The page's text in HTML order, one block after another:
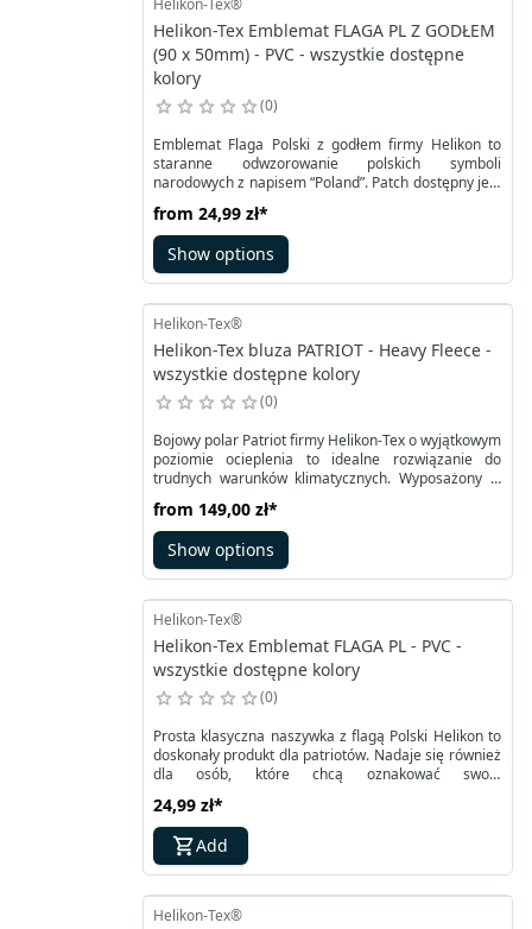
Helikon-Tex®
Helikon-Tex Emblemat FLAGA PL Z GODŁEM
(90 x 50mm) - PVC - wszystkie dostępne
kolory
0
Emblemat Flaga Polski z godłem firmy Helikon to
staranne odwzorowanie polskich symboli
narodowych z napisem “Poland”. Patch dostępny jest
której orzeł na godle jest cały biały. Dodatkowo flaga
posiada obramowanie w kolorze białym i szarym.
Druga wersja patcha jest biało-szara, gdzie kolor
czerwony został w całości zastąpiony szarym.
from 24,99 zł*
Show options
Helikon-Tex®
Helikon-Tex bluza PATRIOT - Heavy Fleece -
wszystkie dostępne kolory
0
Bojowy polar Patriot firmy Helikon-Tex o wyjątkowym
poziomie ocieplenia to idealne rozwiązanie do
trudnych warunków klimatycznych. Wyposażony w
pozwala na wyższy komfort użytkowania podczas
opadów.
from 149,00 zł*
Show options
Helikon-Tex®
Helikon-Tex Emblemat FLAGA PL - PVC -
wszystkie dostępne kolory
0
Prosta klasyczna naszywka z flagą Polski Helikon to
doskonały produkt dla patriotów. Nadaje się również
dla osób, które chcą oznakować swoje
czerwona flaga Polski została wykonana z
elastycznego i odpornego na działania wilgoci PCV.
Subtelnie zaokrąglone rogi w połączeniu z ciemną
obwódką pozwalają na dopasowanie patcha do
24,99 zł*
Add
Helikon-Tex®